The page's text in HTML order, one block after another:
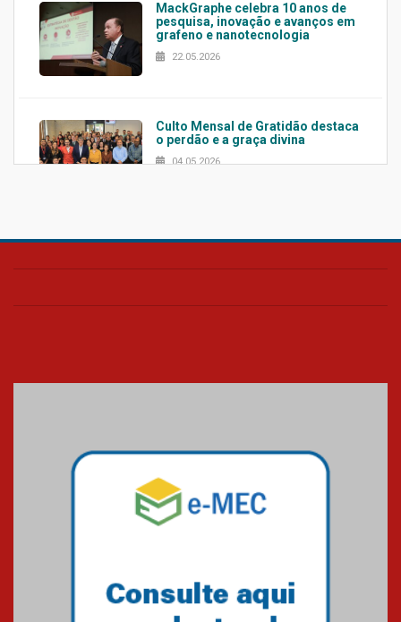
MackGraphe celebra 10 anos de
pesquisa, inovação e avanços em
grafeno e nanotecnologia
22.05.2026
Culto Mensal de Gratidão destaca
o perdão e a graça divina
04.05.2026
Confira como foi o culto mensal
Mackenzie mobiliza campanha
solidária para apoiar famílias em
Minas Gerais
Primeiro culto do ano ressalta o